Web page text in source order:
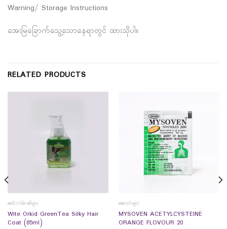
Warning/ Storage Instructions
အေးမြခြောက်သွေ့သောနေရာတွင် ထားသိုပါ။
RELATED PRODUCTS
ခေါင်းလိမ်းဆီများ
Wite Orkid GreenTea Silky Hair
Coat (85ml)
ဆေးဝါးများ
MYSOVEN ACETYLCYSTEINE
ORANGE FLOVOUR 20